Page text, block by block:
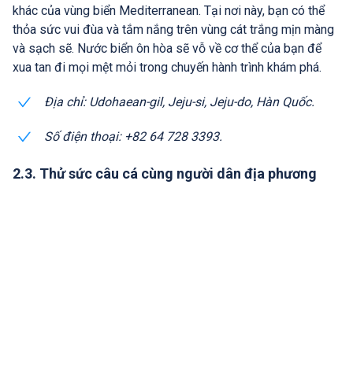
khác của vùng biển Mediterranean. Tại nơi này, bạn có thể
thỏa sức vui đùa và tắm nắng trên vùng cát trắng mịn màng
và sạch sẽ. Nước biển ôn hòa sẽ vỗ về cơ thể của bạn để
xua tan đi mọi mệt mỏi trong chuyến hành trình khám phá.
Địa chỉ: Udohaean-gil, Jeju-si, Jeju-do, Hàn Quốc.
Số điện thoại: +82 64 728 3393.
2.3. Thử sức câu cá cùng người dân địa phương